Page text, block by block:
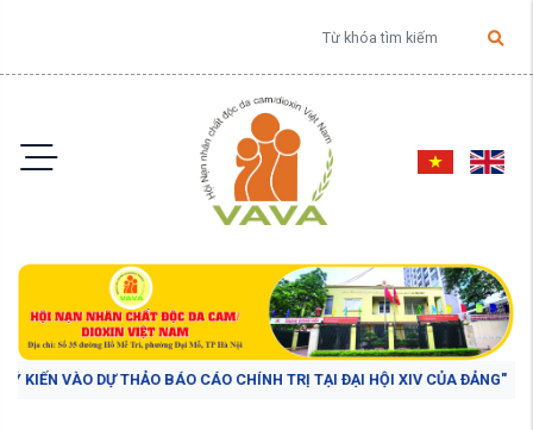
VÀO DỰ THẢO BÁO CÁO CHÍNH TRỊ TẠI ĐẠI HỘI XIV CỦA ĐẢNG"